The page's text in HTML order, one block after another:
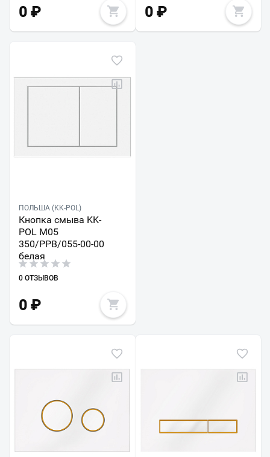
0 ₽ 0₽
ПОЛЬША (KK-POL)
Кнопка смыва KK-
POL M05
350/PPB/055-00-00
белая
0 ОТЗЫВОВ
0 ₽